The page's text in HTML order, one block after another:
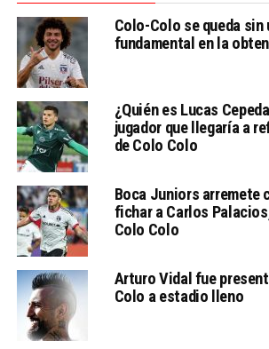
Colo-Colo se queda sin
fundamental en la
¿Quién es Lucas
jugador que llegaría a
de Colo Colo
Boca Juniors arremete
fichar a Carlos
Colo Colo
Arturo Vidal fue
Colo a estadio lleno